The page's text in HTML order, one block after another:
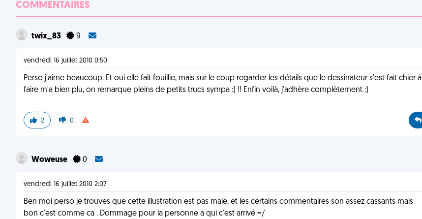
COMMENTAIRES
twix_83 9
vendredi 16 juillet 2010 0:50
Perso j'aime beaucoup. Et oui elle fait fouillie, mais sur le coup regarder les détails que le dessinateur s'est fait chier à
faire m'a bien plu, on remarque pleins de petits trucs sympa :) !! Enfin voilà, j'adhère complètement :)
2 0
Woweuse 0
vendredi 16 juillet 2010 2:07
Ben moi perso je trouves que cette illustration est pas male, et les certains commentaires son assez cassants mais
bon c'est comme ca . Dommage pour la personne a qui c'est arrivé =/